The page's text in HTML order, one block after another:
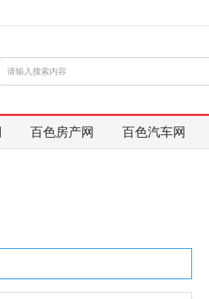
百色房产网 百色汽车网